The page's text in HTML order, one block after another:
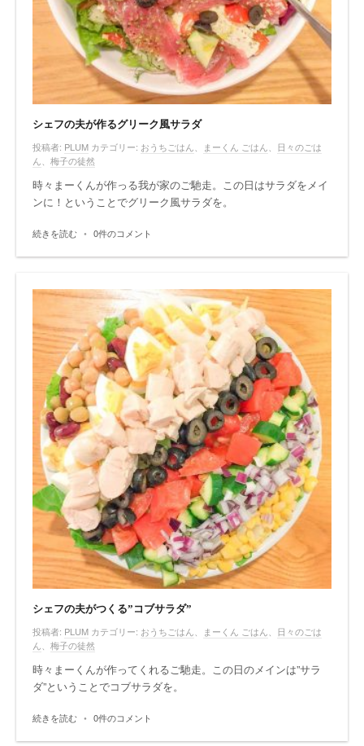
シェフの夫が作るグリーク風サラダ
投稿者: PLUM カテゴリー: おうちごはん まーくん ごはん
日々のごは
ん
梅子の徒然
時々まーくんが作っる我が家のご馳走。この日はサラダをメイ
ンに！ということでグリーク風サラダを。
続きを読む • 0件のコメント
シェフの夫がつくる”コブサラダ”
投稿者: PLUM カテゴリー: おうちごはん まーくん ごはん
日々のごは
ん
梅子の徒然
時々まーくんが作ってくれるご馳走。この日のメインは”サラ
ダ”ということでコブサラダを。
続きを読む • 0件のコメント